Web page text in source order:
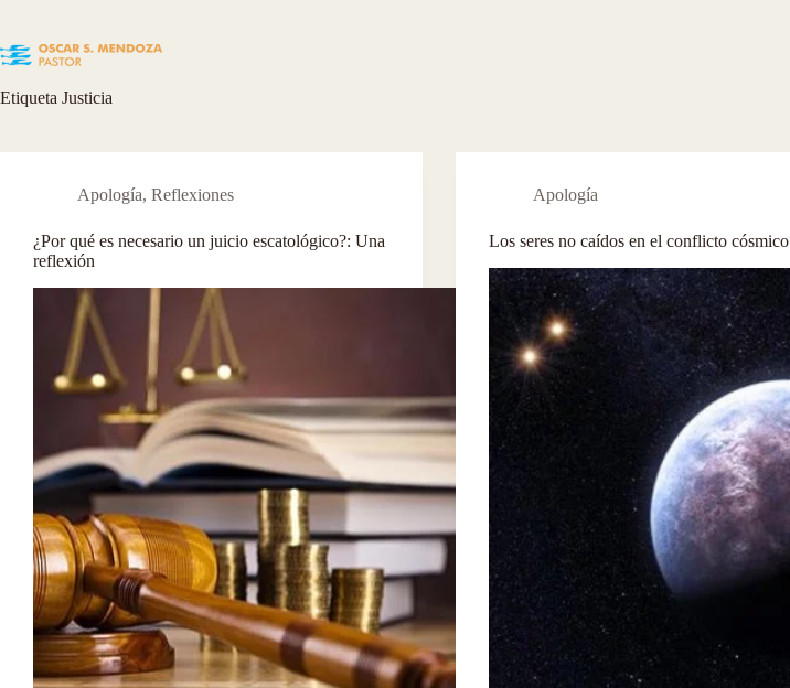
content
Etiqueta Justicia
Apología, Reflexiones
¿Por qué es necesario un juicio escatológico?: Una
reflexión
Apología
Los seres no caídos en el conflicto cósmico